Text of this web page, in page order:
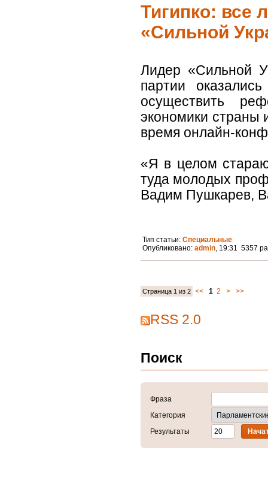
Тигипко: все
«Сильной
Лидер «Сильной
партии
осуществить
экономики страны
время онлайн-
«Я в целом
туда молодых
Вадим Пушкарев,
Тип статьи: Специальные
Опубликовано: admin, 19:31 5357
Страница 1 из 2 << 1 2 > >>
RSS 2.0
Поиск
Фраза
Категория
Результаты